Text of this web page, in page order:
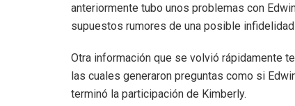
anteriormente tubo unos problemas con
supuestos rumores de una posible
Otra información que se volvió rápidamente
las cuales generaron preguntas como si
terminó la participación de Kimberly.